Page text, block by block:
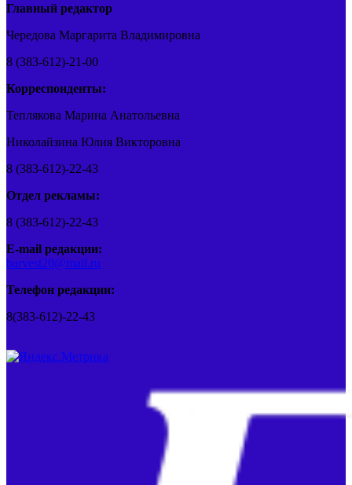
Главный редактор
Чередова Маргарита Владимировна
8 (383-612)-21-00
Корреспонденты:
Теплякова Марина Анатольевна
Николайзина Юлия Викторовна
8 (383-612)-22-43
Отдел рекламы:
8 (383-612)-22-43
E-mail редакции:
barvest20@mail.ru
Телефон редакции:
8(383-612)-22-43